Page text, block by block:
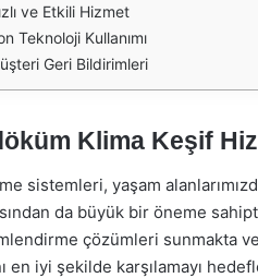
ve Etkili Hizmet
Teknoloji Kullanımı
Geri Bildirimleri
Klima Keşif
sistemleri, yaşam
da büyük bir öneme
çözümleri sunmakta
en iyi şekilde karşılamayı